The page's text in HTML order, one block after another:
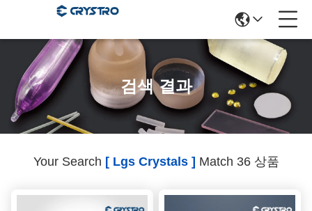
검색 결과
Your Search [ Lgs Crystals ] Match 36 상품